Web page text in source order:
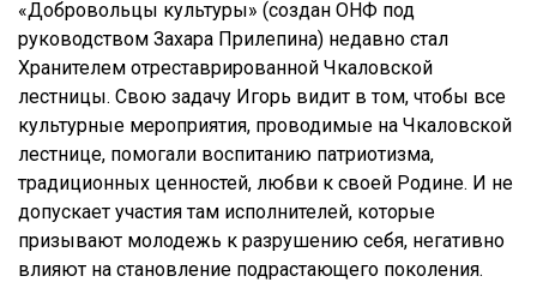
«Добровольцы культуры» (создан ОНФ под
руководством Захара Прилепина) недавно стал
Хранителем отреставрированной Чкаловской
лестницы. Свою задачу Игорь видит в том, чтобы все
культурные мероприятия, проводимые на Чкаловской
лестнице, помогали воспитанию патриотизма,
традиционных ценностей, любви к своей Родине. И не
допускает участия там исполнителей, которые
призывают молодежь к разрушению себя, негативно
влияют на становление подрастающего поколения.